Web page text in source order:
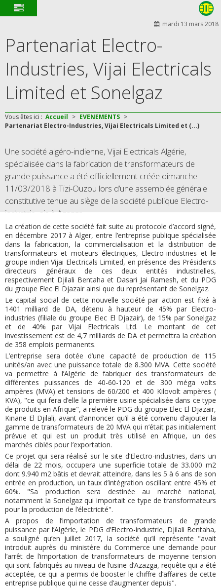
mardi 13 mars 2018
Partenariat Electro-
Industries, Vijai Electricals
Limited et Sonelgaz
Vous êtes ici : Accueil > EVENEMENTS >
Partenariat Electro-Industries, Vijai Electricals Limited et (...)
Une société algéro-indienne, Vijai Electricals Algérie,
spécialisée dans la fabrication de transformateurs de
grande puissance a été officiellement créée dimanche
11/03/2018 à Tizi-Ouzou lors d’une assemblée générale
constitutive tenue au siège de la société publique Electro-
industrie, sis à Azazga.
La création de cette société fait suite au protocole d’accord signé,
en décembre 2017 à Alger, entre l’entreprise publique spécialisée
dans la fabrication, la commercialisation et la distribution de
transformateurs et moteurs électriques, Electro-industries et le
groupe indien Vijai Electricals Limited, en présence des Présidents
directeurs généraux de ces deux entités industrielles,
respectivement Djilali Bentaha et Dasari Jai Ramesh, et du PDG
du groupe Elec El Djazair ainsi que du représentant de Sonelgaz.
Le capital social de cette nouvelle société par action est fixé à
1401 milliard de DA, détenu à hauteur de 45% par Electro-
industries (filiale du groupe Elec El Djazair), de 15% par Sonelgaz
et de 40% par Vijai Electricals Ltd. Le montant de cet
investissement est de 4,7 milliards de DA et permettra la création
de 358 emplois permanents.
L’entreprise sera dotée d’une capacité de production de 115
unités/an avec une puissance totale de 8.300 MVA. Cette société
va permettre à l’Algérie de fabriquer des transformateurs de
différentes puissances de 40-60-120 et de 300 méga volts
ampères (MVA) et tensions de 60/200 et 400 Kilovolt ampères (
KVA), "ce qui fera d’elle la première usine spécialisée dans ce type
de produits en Afrique", a relevé le PDG du groupe Elec El Djazair,
Kinane El Djilali, avant d’annoncer qu’il a été convenu d’ajouter la
gamme de transformateurs de 20 MVA qui n’était pas initialement
prévue et qui est un produit très utilisé en Afrique, un des
marchés ciblés pour l’exportation.
Ce projet qui sera réalisé sur le site d’Electro-industries, dans un
délai de 22 mois, occupera une superficie totale de 33.000 m2
dont 9.940 m2 bâtis et devrait atteindre, dans les 5 à 6 ans de son
entrée en production, un taux d’intégration oscillant entre 45% et
60%. "Sa production sera destinée au marché national,
notamment la Sonelgaz qui importait ce type de transformateurs
pour la production de l’électricité".
A propos de l’importation de transformateurs de grande
puissance par l’Algérie, le PDG d’Electro-industrie, Djilali Bentaha,
a souligné qu’en juillet 2017, la société qu’il représente "avait
introduit auprès du ministère du Commerce une demande pour
l’arrêt de l’importation de transformateurs de moyenne tension
qui sont fabriqués au niveau de l’usine d’Azazga, requête qui a été
acceptée, ce qui a permis de booster le chiffre d’affaires de cette
entreprise publique qui ne cesse d’augmenter depuis".